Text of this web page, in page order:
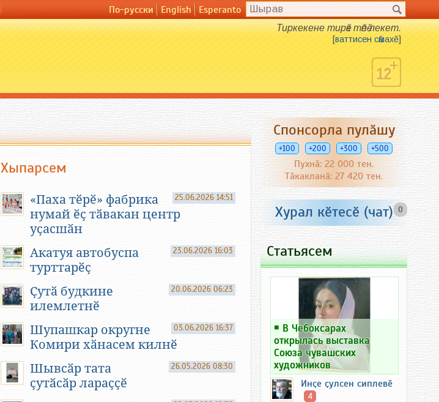
По-русски English Esperanto
Тиркекене тирӗк тӗпӗ лекет.
[ваттисен сӑмахӗ]
Хыпарсем
25.06.2026 14:51
«Паха тӗрӗ» фабрика
нумай ӗҫ тӑвакан центр
уҫасшӑн
23.06.2026 16:03
Акатуя автобуспа
турттарӗҫ
20.06.2026 06:23
Ҫутӑ будкине
илемлетнӗ
03.06.2026 16:37
Шупашкар округне
Комири хӑнасем килнӗ
26.05.2026 08:30
Шывсӑр тата
ҫутӑсӑр лараҫҫӗ
Спонсорла пулӑшу
+100 +200 +300 +500
Пухнӑ: 22 000 тен.
Тӑкакланӑ: 27 420 тен.
0
Хурал кӗтесӗ (чат)
Статьясем
￭ В Чебоксарах
открылась выставка
Союза чувашских
художников
Инҫе ҫулсен сиплевӗ
4